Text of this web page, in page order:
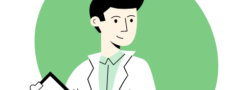
사람들이 함께 묻는 질문
자동완성
앵커 텍스트 분포
백링크 위치
링크하는 TLD
대량 백링크 확인기
AI 기사 리라이터
바꿔쓰기
AI 제목 생성기
AI 아웃라인 생성기